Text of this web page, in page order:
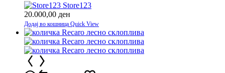
Store123
20.000,00 ден
Додај во кошница Quick View